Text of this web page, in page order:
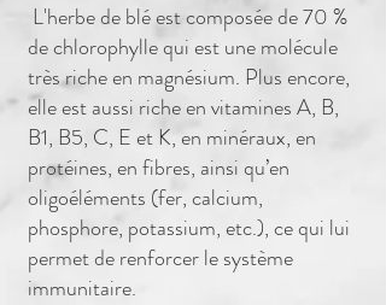
L'herbe de blé est composée de 70 %
de chlorophylle qui est une molécule
très riche en magnésium. Plus encore,
elle est aussi riche en vitamines A, B,
B1, B5, C, E et K, en minéraux, en
protéines, en fibres, ainsi qu’en
oligoéléments (fer, calcium,
phosphore, potassium, etc.), ce qui lui
permet de renforcer le système
immunitaire.